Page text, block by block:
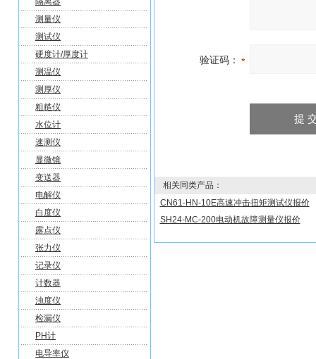
测量仪
测试仪
硬度计/厚度计
测温仪
测厚仪
粗糙仪
水位计
速测仪
显微镜
变送器
电解仪
白度仪
露点仪
张力仪
记录仪
计数器
浊度仪
检漏仪
PH计
电导率仪
验证码：
相关同类产品：
CN61-HN-10E高速冲击扭矩测试仪报价
SH24-MC-200电动机故障测量仪报价